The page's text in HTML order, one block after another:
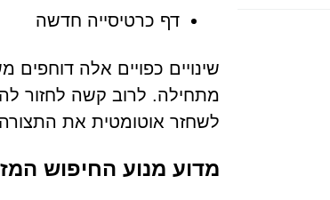
דף כרטיסייה חדשה
לשחזר אוטומטית את
מדוע מנוע החיפוש